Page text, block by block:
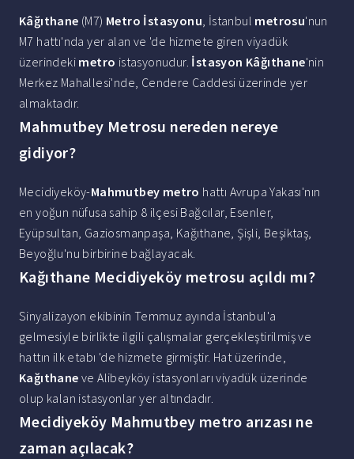
Kâğıthane (M7) Metro İstasyonu, İstanbul metrosu'nun
M7 hattı'nda yer alan ve 'de hizmete giren viyadük
üzerindeki metro istasyonudur. İstasyon Kâğıthane'nin
Merkez Mahallesi'nde, Cendere Caddesi üzerinde yer
almaktadır.
Mahmutbey Metrosu nereden nereye
gidiyor?
Mecidiyeköy-Mahmutbey metro hattı Avrupa Yakası'nın
en yoğun nüfusa sahip 8 ilçesi Bağcılar, Esenler,
Eyüpsultan, Gaziosmanpaşa, Kağıthane, Şişli, Beşiktaş,
Beyoğlu'nu birbirine bağlayacak.
Kağıthane Mecidiyeköy metrosu açıldı mı?
Sinyalizayon ekibinin Temmuz ayında İstanbul'a
gelmesiyle birlikte ilgili çalışmalar gerçekleştirilmiş ve
hattın ilk etabı 'de hizmete girmiştir. Hat üzerinde,
Kağıthane ve Alibeyköy istasyonları viyadük üzerinde
olup kalan istasyonlar yer altındadır.
Mecidiyeköy Mahmutbey metro arızası ne
zaman açılacak?